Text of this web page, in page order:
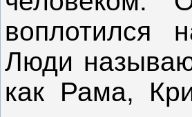
воплотился
Люди
как Рама,